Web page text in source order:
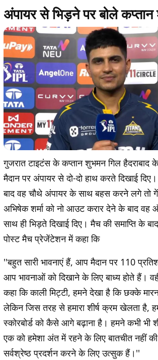
अंपायर से भिड़ने पर बोले
गुजरात टाइटंस के कप्तान शुभमन गिल हैदराबाद
मैदान पर अंपायर से दो-दो हाथ करते दिखाई
बाद वह चौथे अंपायर के साथ बहस करने लगे तो
अभिषेक शर्मा को नो आउट करार देने के बाद
साथ ही भिड़ते दिखाई दिए। मैच की समाप्ति के
पोस्ट मैच प्रेजेंटेशन में कहा कि
''बहुत सारी भावनाएं हैं, आप मैदान पर 110
आप भावनाओं को दिखाने के लिए बाध्य होते हैं।
कहा कि काली मिट्टी, हमने देखा है कि छक्के
लेकिन जिस तरह से हमारा शीर्ष क्रम खेलता है,
स्कोरबोर्ड को कैसे आगे बढ़ाना है। हमने कभी भी
एक को हमेशा अंत में रहने के लिए बातचीत नहीं
सर्वश्रेष्ठ प्रदर्शन करने के लिए उत्सुक हैं।''